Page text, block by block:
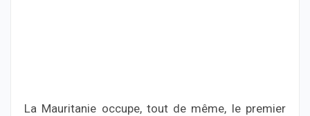
La Mauritanie occupe, tout de même, le premier